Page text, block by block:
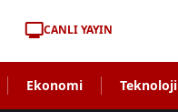
CANLI YAYIN
Ekonomi Teknoloji